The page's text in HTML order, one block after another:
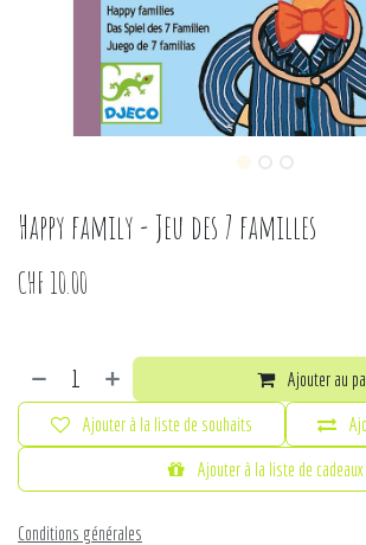
Happy family - Jeu des 7 familles
CHF 10.00
Ajouter au
Ajouter à la liste de cadeaux
Ajouter à la liste de souhaits
Conditions générales